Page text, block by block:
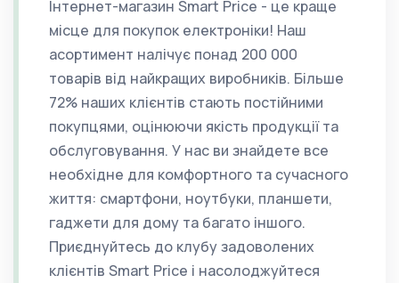
Інтернет-магазин Smart Price - це краще
місце для покупок електроніки! Наш
асортимент налічує понад 200 000
товарів від найкращих виробників. Більше
72% наших клієнтів стають постійними
покупцями, оцінюючи якість продукції та
обслуговування. У нас ви знайдете все
необхідне для комфортного та сучасного
життя: смартфони, ноутбуки, планшети,
гаджети для дому та багато іншого.
Приєднуйтесь до клубу задоволених
клієнтів Smart Price і насолоджуйтеся